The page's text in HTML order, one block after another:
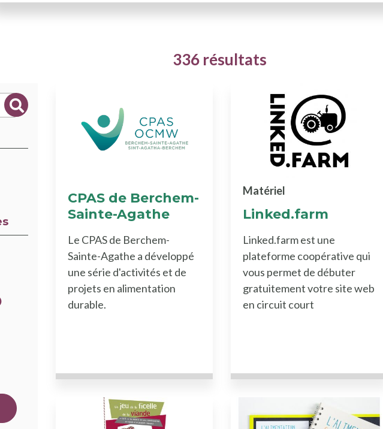
336 résultats
Rechercher
le type de ressources Acteurs
le type de ressources Etudes
d'infos sur le type de ressources Documentation
d'infos sur le type de ressources Projets inspirants
d'infos sur le type de ressources Formations / Acc
d'infos sur le type de ressources Soutiens publics
sur le type de ressources Matériel
CPAS de Berchem-
Sainte-Agathe
Le CPAS de Berchem-
Sainte-Agathe a développé
une série d'activités et de
projets en alimentation
durable.
Linked.farm
Matériel
Linked.farm est une
plateforme coopérative qui
vous permet de débuter
gratuitement votre site web
en circuit court